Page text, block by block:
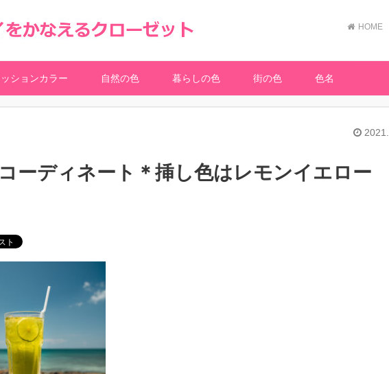
HOME
ションカラー 自然の色 暮らしの色 街の色 色名
ーディネート＊挿し色はレモンイエロー